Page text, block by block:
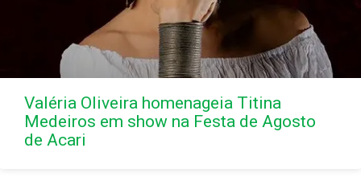
Valéria Oliveira homenageia Titina
Medeiros em show na Festa de Agosto
de Acari